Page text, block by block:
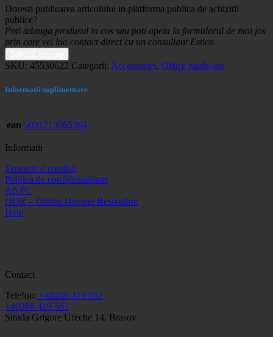
Doresti publicarea articolului in platforma publica de achizitii
publice?
Poti adauga produsul in cos sau poti apela la formularul de mai jos
prin care vei lua contact direct cu un consultant Estico
SKU: 45530622 Categorii: Accessories, Office hardware
Informații suplimentare
ean 5031713065364
Informatii
Termeni si conditii
Politica de confidentialitate
ANPC
ODR – Online Dispute Resolution
Help
Contact
Telefon: +40268 419 052
+40268 419 563
Strada Grigore Ureche 14, Brasov